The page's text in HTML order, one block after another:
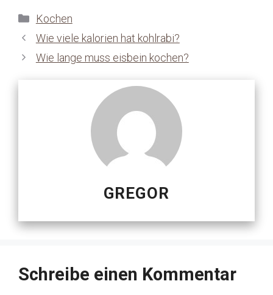
Kategorien
Kochen
Wie viele kalorien hat kohlrabi?
Wie lange muss eisbein kochen?
GREGOR
Schreibe einen Kommentar